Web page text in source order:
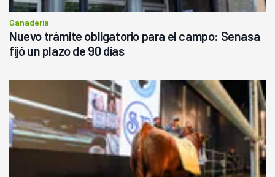
Ganadería
Nuevo trámite obligatorio para el campo: Senasa
fijó un plazo de 90 días